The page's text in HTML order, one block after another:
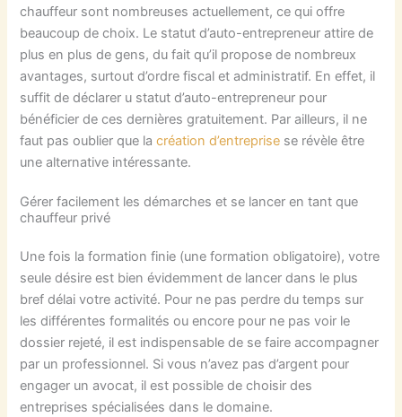
chauffeur sont nombreuses actuellement, ce qui offre
beaucoup de choix. Le statut d’auto-entrepreneur attire de
plus en plus de gens, du fait qu’il propose de nombreux
avantages, surtout d’ordre fiscal et administratif. En effet, il
suffit de déclarer u statut d’auto-entrepreneur pour
bénéficier de ces dernières gratuitement. Par ailleurs, il ne
faut pas oublier que lacréation d’entreprise se révèle être
une alternative intéressante.
Gérer facilement les démarches et se lancer en tant que
chauffeur privé
Une fois la formation finie (une formation obligatoire), votre
seule désire est bien évidemment de lancer dans le plus
bref délai votre activité. Pour ne pas perdre du temps sur
les différentes formalités ou encore pour ne pas voir le
dossier rejeté, il est indispensable de se faire accompagner
par un professionnel. Si vous n’avez pas d’argent pour
engager un avocat, il est possible de choisir des
entreprises spécialisées dans le domaine.